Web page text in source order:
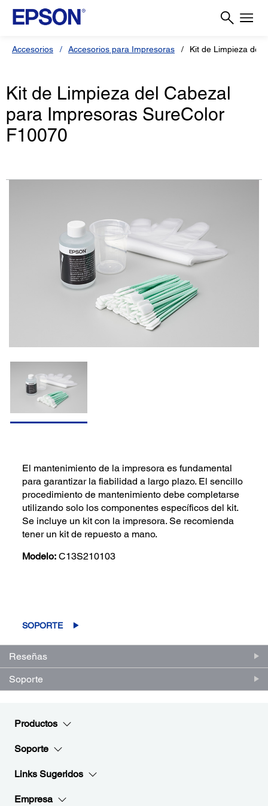
Accesorios Accesorios para Impresoras Kit de Limpieza del
Kit de Limpieza del Cabezal
para Impresoras SureColor
F10070
El mantenimiento de la impresora es fundamental
para garantizar la fiabilidad a largo plazo. El sencillo
procedimiento de mantenimiento debe completarse
utilizando solo los componentes específicos del kit.
Se incluye un kit con la impresora. Se recomienda
tener un kit de repuesto a mano.
Modelo: C13S210103
Enlace
la
SOPORTE
Reseñas
Soporte
Productos
Soporte
Links Sugeridos
Empresa